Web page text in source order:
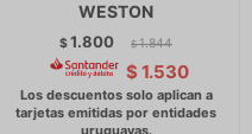
WESTON
$1.800 $ 1.844
$ 1.530